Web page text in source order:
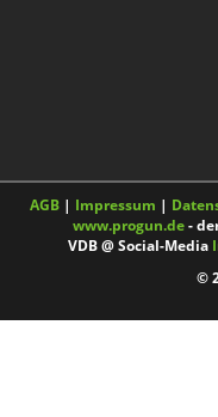
AGB | Impressum |
www.progun.de-
VDB @ Social-Media
©